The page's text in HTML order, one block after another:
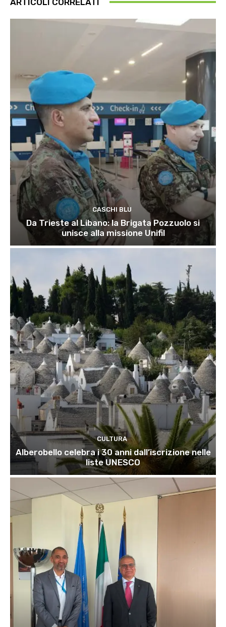
CASCHI BLU
Da Trieste al Libano: la Brigata Pozzuolo si
unisce alla missione Unifil
CULTURA
Alberobello celebra i 30 anni dall’iscrizione nelle
liste UNESCO